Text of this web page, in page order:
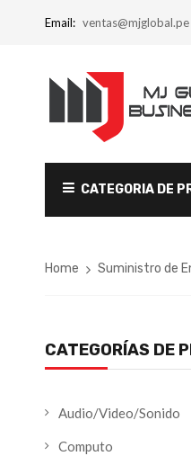
Email: ventas@mjglobal.pe
CATEGORIA DE
Home Suministro de
CATEGORÍAS DE
Audio/Video/Sonido
Computo